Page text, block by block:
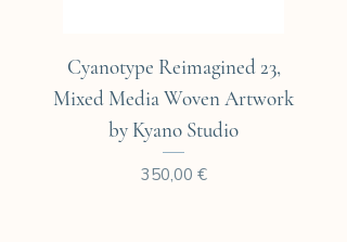
Cyanotype Reimagined 23,
Mixed Media Woven Artwork
by Kyano Studio
Prix
350,00 €